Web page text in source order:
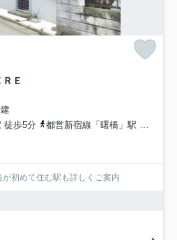
Ｅ
徒歩5分
都営新宿線「曙橋」駅 徒歩3分
初めて住む駅も詳しくご案内